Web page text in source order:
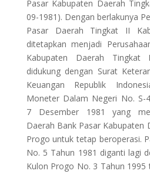
Pasar Kabupaten Daerah
09-1981). Dengan berlakunya
Pasar Daerah Tingkat II
ditetapkan menjadi
Kabupaten Daerah
didukung dengan Surat
Keuangan Republik
Moneter Dalam Negeri No. S-
7 Desember 1981 yang
Daerah Bank Pasar Kabupaten
Progo untuk tetap beroperasi.
No. 5 Tahun 1981 diganti lagi
Kulon Progo No. 3 Tahun 1995